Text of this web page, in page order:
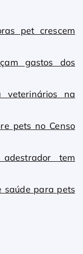
pet crescem
gastos dos
na
pets no Censo
tem
saúde para pets